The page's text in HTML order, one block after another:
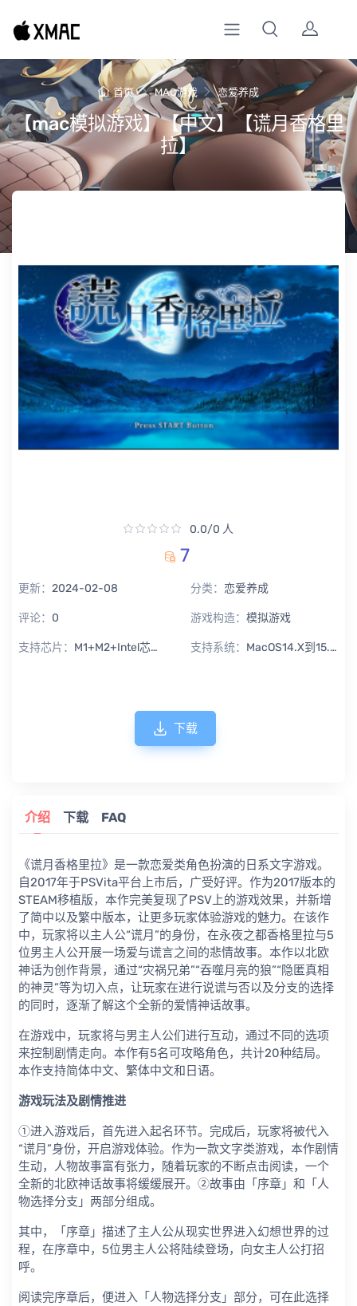
首页 MAC游戏 恋爱养成
【mac模拟游戏】【中文】【谎月香格里
拉】
0.0/0 人
7
更新： 2024-02-08 分类： 恋爱养成
评论： 0 游戏构造： 模拟游戏
支持芯片： M1+M2+Intel芯片通用 支持系统： MacOS14.X到15.X Sequoia
下载
介绍 下载 FAQ
《谎月香格里拉》是一款恋爱类角色扮演的日系文字游戏。
自2017年于PSVita平台上市后，广受好评。作为2017版本的
STEAM移植版，本作完美复现了PSV上的游戏效果，并新增
了简中以及繁中版本，让更多玩家体验游戏的魅力。在该作
中，玩家将以主人公“谎月”的身份，在永夜之都香格里拉与5
位男主人公开展一场爱与谎言之间的悲情故事。本作以北欧
神话为创作背景，通过“灾祸兄弟”“吞噬月亮的狼”“隐匿真相
的神灵”等为切入点，让玩家在进行说谎与否以及分支的选择
的同时，逐渐了解这个全新的爱情神话故事。
在游戏中，玩家将与男主人公们进行互动，通过不同的选项
来控制剧情走向。本作有5名可攻略角色，共计20种结局。
本作支持简体中文、繁体中文和日语。
游戏玩法及剧情推进
①进入游戏后，首先进入起名环节。完成后，玩家将被代入
“谎月”身份，开启游戏体验。作为一款文字类游戏，本作剧情
生动，人物故事富有张力，随着玩家的不断点击阅读，一个
全新的北欧神话故事将缓缓展开。②故事由「序章」和「人
物选择分支」两部分组成。
其中，「序章」描述了主人公从现实世界进入幻想世界的过
程，在序章中，5位男主人公将陆续登场，向女主人公打招
呼。
阅读完序章后，便进入「人物选择分支」部分，可在此选择